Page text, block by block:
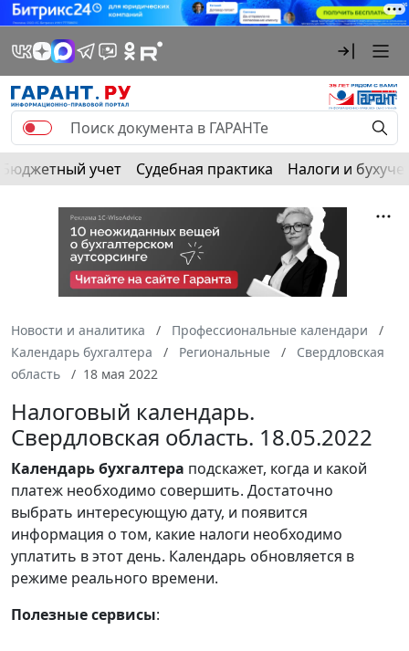
Бюджетный учет Судебная практика Налоги и
Новости и аналитика
Профессиональные календари
Календарь бухгалтера
Региональные
Свердловская
область
18 мая 2022
Налоговый календарь.
Свердловская область. 18.05.2022
Календарьбухгалтера подскажет, когда и какой
платеж необходимо совершить. Достаточно
выбрать интересующую дату, и появится
информация о том, какие налоги необходимо
уплатить в этот день. Календарь обновляется в
режиме реального времени.
Полезные сервисы: